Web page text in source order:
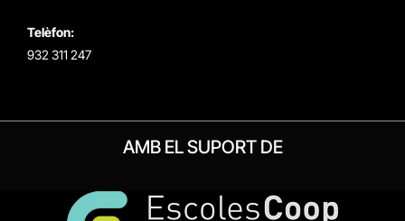
Telèfon:
932 311 247
AMB EL SUPORT DE